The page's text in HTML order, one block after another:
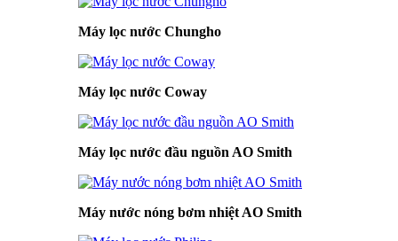
Máy lọc nước Chungho
Máy lọc nước Coway
Máy lọc nước đầu nguồn AO Smith
Máy nước nóng bơm nhiệt AO Smith